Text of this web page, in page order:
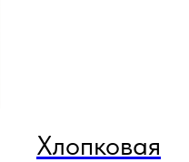
Хлопковая